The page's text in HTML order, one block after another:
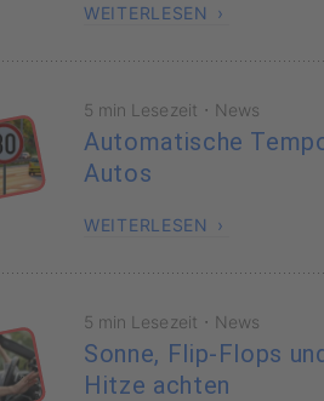
WEITERLESEN
5 min Lesezeit · News
Automatische
Autos
WEITERLESEN
5 min Lesezeit · News
Sonne, Flip-Flops
Hitze achten